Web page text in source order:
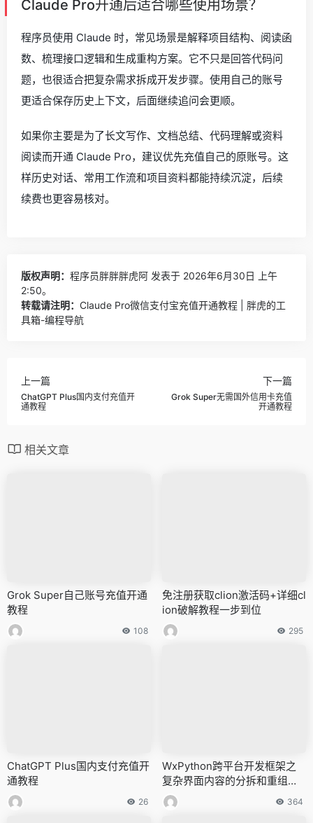
Claude Pro开通后适合哪些使用场景？
程序员使用 Claude 时，常见场景是解释项目结构、阅读函
数、梳理接口逻辑和生成重构方案。它不只是回答代码问
题，也很适合把复杂需求拆成开发步骤。使用自己的账号
更适合保存历史上下文，后面继续追问会更顺。
如果你主要是为了长文写作、文档总结、代码理解或资料
阅读而开通 Claude Pro，建议优先充值自己的原账号。这
样历史对话、常用工作流和项目资料都能持续沉淀，后续
续费也更容易核对。
版权声明： 程序员胖胖胖虎阿 发表于 2026年6月30日 上午
2:50。
转载请注明： Claude Pro微信支付宝充值开通教程 | 胖虎的工
具箱-编程导航
上一篇
ChatGPT Plus国内支付充值开
通教程
下一篇
Grok Super无需国外信用卡充值
开通教程
相关文章
Grok Super自己账号充值开通
教程
108
免注册获取clion激活码+详细cl
ion破解教程一步到位
295
ChatGPT Plus国内支付充值开
通教程
26
WxPython跨平台开发框架之
复杂界面内容的分拆和重组处
理
364